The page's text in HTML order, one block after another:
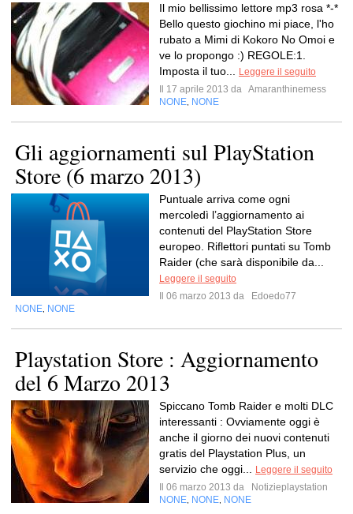
Il mio bellissimo lettore mp3 rosa *-*
Bello questo giochino mi piace, l'ho
rubato a Mimi di Kokoro No Omoi e
ve lo propongo :) REGOLE:1.
Imposta il tuo...
Leggere il seguito
Il 17 aprile 2013 da Amaranthinemess
NONE NONE
Gli aggiornamenti sul PlayStation
Store (6 marzo 2013)
Puntuale arriva come ogni
mercoledì l’aggiornamento ai
contenuti del PlayStation Store
europeo. Riflettori puntati su Tomb
Raider (che sarà disponibile da...
Leggere il seguito
Il 06 marzo 2013 da
Edoedo77
NONE NONE
Playstation Store : Aggiornamento
del 6 Marzo 2013
Spiccano Tomb Raider e molti DLC
interessanti : Ovviamente oggi è
anche il giorno dei nuovi contenuti
gratis del Playstation Plus, un
servizio che oggi...
Leggere il seguito
Il 06 marzo 2013 da
Notizieplaystation
NONE NONE NONE